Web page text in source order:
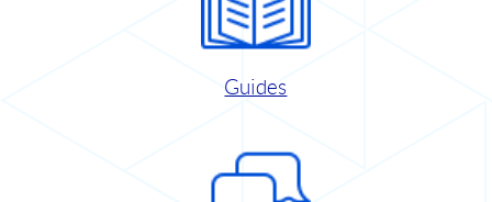
Guides